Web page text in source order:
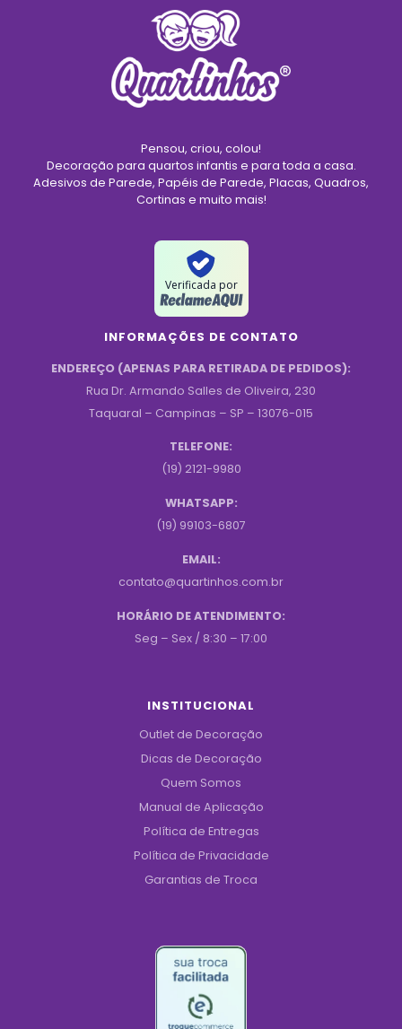
Pensou, criou, colou!
Decoração para quartos infantis e para toda a casa.
Adesivos de Parede, Papéis de Parede, Placas, Quadros,
Cortinas e muito mais!
Verificada por
INFORMAÇÕES DE CONTATO
ENDEREÇO (APENAS PARA RETIRADA DE PEDIDOS):
Rua Dr. Armando Salles de Oliveira, 230
Taquaral – Campinas – SP – 13076-015
TELEFONE:
(19) 2121-9980
WHATSAPP:
(19) 99103-6807
EMAIL:
contato@quartinhos.com.br
HORÁRIO DE ATENDIMENTO:
Seg – Sex / 8:30 – 17:00
INSTITUCIONAL
Outlet de Decoração
Dicas de Decoração
Quem Somos
Manual de Aplicação
Política de Entregas
Política de Privacidade
Garantias de Troca